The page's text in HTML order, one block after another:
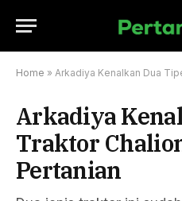
Home » Arkadiya Kenalkan Dua
Arkadiya
Traktor
Pertanian